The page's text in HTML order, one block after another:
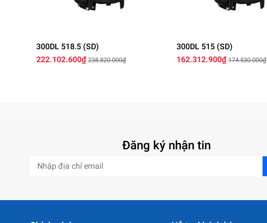
300DL 518.5 (SD)
222.102.600₫ 238.820.000₫
300DL 515 (SD)
162.312.900₫ 174.530.000₫
Đăng ký nhận tin